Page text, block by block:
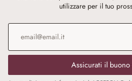
utilizzare per il tuo
Indirizzo e-mail
Assicurati il buono